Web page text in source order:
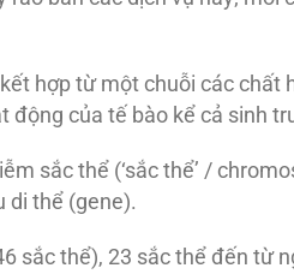
hợp từ một chuỗi các chất
động của tế bào kể cả sinh
sắc thể (‘sắc thể’ /
di thể (gene).
sắc thể), 23 sắc thể đến từ